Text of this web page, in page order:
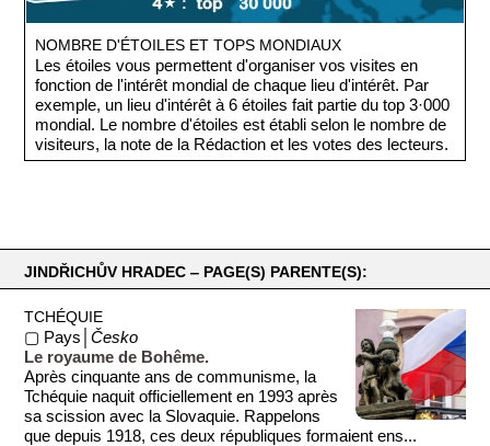
NOMBRE D'ÉTOILES ET TOPS MONDIAUX
Les étoiles vous permettent d'organiser vos visites en
fonction de l'intérêt mondial de chaque lieu d'intérêt. Par
exemple, un lieu d'intérêt à 6 étoiles fait partie du top 3·000
mondial. Le nombre d'étoiles est établi selon le nombre de
visiteurs, la note de la Rédaction et les votes des lecteurs.
JINDŘICHŮV HRADEC ‒ PAGE(S) PARENTE(S):
TCHÉQUIE
▢ Pays│Česko
Le royaume de Bohême.
Après cinquante ans de communisme, la
Tchéquie naquit officiellement en 1993 après
sa scission avec la Slovaquie. Rappelons
que depuis 1918, ces deux républiques formaient ens...